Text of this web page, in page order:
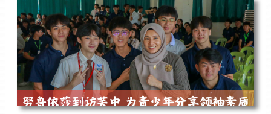
《
奏
花
悦
韵
》
圆
满
演
出